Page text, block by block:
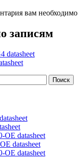
вам необходимо
записям
datasheet
OE datasheet
datasheet
OE datasheet